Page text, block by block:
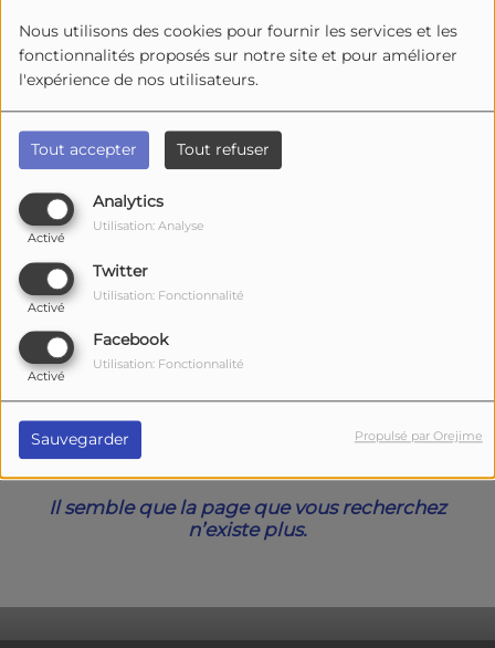
Nous utilisons des cookies pour fournir les services et les
fonctionnalités proposés sur notre site et pour améliorer
l'expérience de nos utilisateurs.
Tout accepter Tout refuser
Analytics
Activé
Utilisation: Analyse
Twitter
Activé
Utilisation: Fonctionnalité
Facebook
Activé
Utilisation: Fonctionnalité
Sauvegarder Propulsé par Orejime
Oups, vous avez
rencontré une erreur.
Il semble que la page que vous recherchez
n’existe plus.